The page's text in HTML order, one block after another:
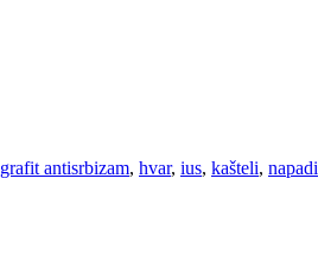
grafit antisrbizam, hvar, ius, kašteli, napadi